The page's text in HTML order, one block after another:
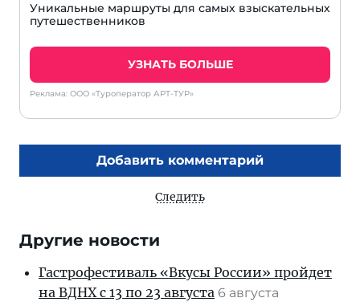
Уникальные маршруты для самых взыскательных
путешественников
УЗНАТЬ БОЛЬШЕ
Реклама: ООО «Туроператор АРТ-ТУР»
Добавить комментарий
Следить
Другие новости
Гастрофестиваль «Вкусы России» пройдет
на ВДНХ с 13 по 23 августа 6 августа